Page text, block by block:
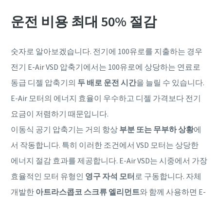
운전 비용 최대 50% 절감
숫자로 알아보겠습니다. 전기에 100유로를 지출하는 경우
전기 E-Air VSD 압축기에서는 100유로에 상당하는 연료로
동급 디젤 압축기의 두 배로 운전 시간을 늘릴 수 있습니다.
E-Air 모터의 에너지 효율이 우수하고 디젤 가격보다 전기
요금이 저렴하기 때문입니다.
이동식 공기 압축기는 거의 항상 부분 또는 무부하 상황에
서 작동합니다. 특히 이러한 조건에서 VSD 모터는 상당한
에너지 절감 효과를 제공합니다. E-Air VSD는 시중에서 가장
효율적인 모터 유형인 영구 자석 모터로 구동합니다. 자체
개발한 아트라스콥코 스크류 엘리먼트와 함께 사용하면 E-